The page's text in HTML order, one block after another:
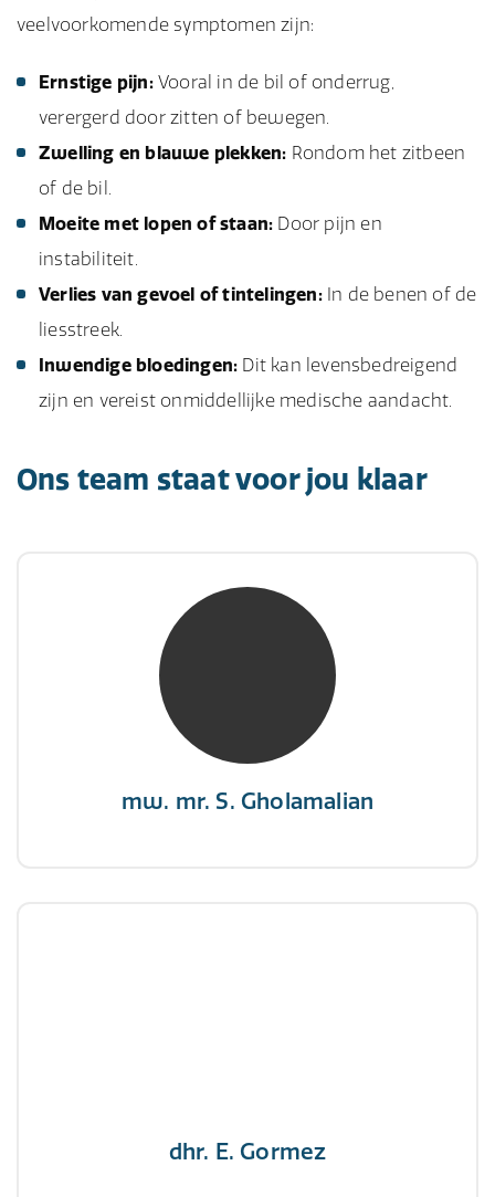
veelvoorkomende symptomen zijn:
Ernstige pijn:Vooral in de bil of onderrug,
verergerd door zitten of bewegen.
Zwelling en blauwe plekken: Rondom het zitbeen
of de bil.
Moeite met lopen of staan: Door pijn en
instabiliteit.
Verlies van gevoel of tintelingen:In de benen of de
liesstreek.
Inwendige bloedingen: Dit kan levensbedreigend
zijn en vereist onmiddellijke medische aandacht.
Ons team staat voor jou klaar
mw. mr. S. Gholamalian
mw. mr. S. Gholamalian
NIVRE Register-Expert
“Als je de richting van de wind niet kunt
veranderen, verander dan de stand van je
dhr. E. Gormez